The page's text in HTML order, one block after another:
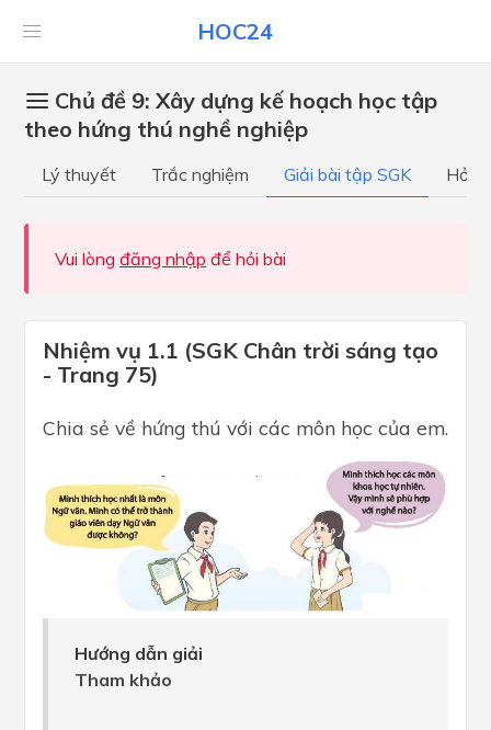
HOC24
Chủ đề 9: Xây dựng kế hoạch học tập
theo hứng thú nghề nghiệp
Lý thuyết Trắc nghiệm Giải bài tập SGK Hỏi
Vui lòng đăng nhập để hỏi bài
Nhiệm vụ 1.1 (SGK Chân trời sáng tạo
- Trang 75)
Chia sẻ về hứng thú với các môn học của em.
Hướng dẫn giải
Tham khảo